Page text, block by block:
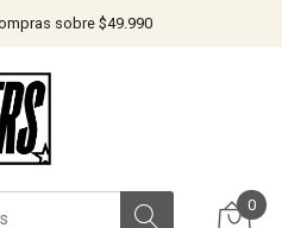
sobre $49.990
0